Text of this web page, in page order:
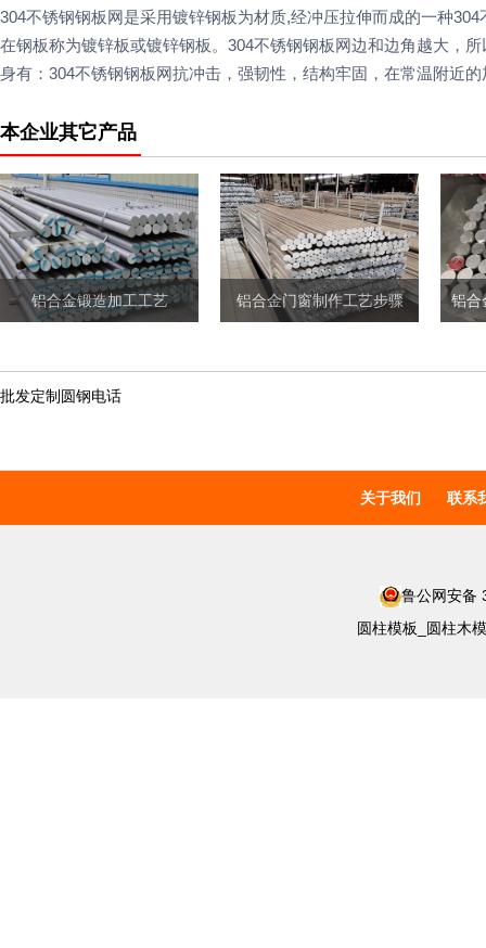
304不锈钢钢板网是采用镀锌钢板为材质,经冲压拉伸而成的一种
在钢板称为镀锌板或镀锌钢板。304不锈钢钢板网边和边角越大，
身有：304不锈钢钢板网抗冲击，强韧性，结构牢固，在常温附近
本企业其它产品
铝合金锻造加工工艺 铝合金门窗制作工艺步骤
批发定制圆钢电话
关于我们 联系
鲁公网安备
圆柱模板_圆柱木